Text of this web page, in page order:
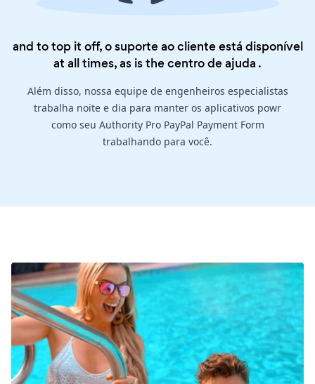
and to top it off, o suporte ao cliente está disponível
at all times, as is thecentro de ajuda .
Além disso, nossa equipe de engenheiros especialistas
trabalha noite e dia para manter os aplicativos powr
como seu Authority Pro PayPal Payment Form
trabalhando para você.